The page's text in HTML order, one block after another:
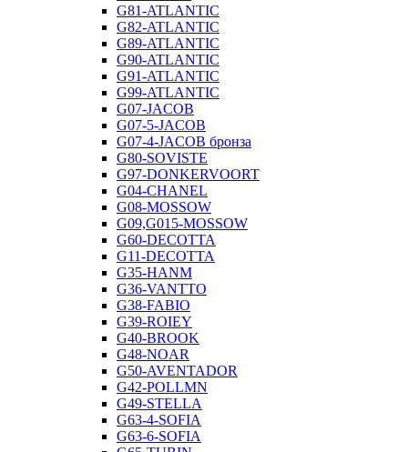
G81-ATLANTIC
G82-ATLANTIC
G89-ATLANTIC
G90-ATLANTIC
G91-ATLANTIC
G99-ATLANTIC
G07-JACOB
G07-5-JACOB
G07-4-JACOB бронза
G80-SOVISTE
G97-DONKERVOORT
G04-CHANEL
G08-MOSSOW
G09,G015-MOSSOW
G60-DECOTTA
G11-DECOTTA
G35-HANM
G36-VANTTO
G38-FABIO
G39-ROIEY
G40-BROOK
G48-NOAR
G50-AVENTADOR
G42-POLLMN
G49-STELLA
G63-4-SOFIA
G63-6-SOFIA